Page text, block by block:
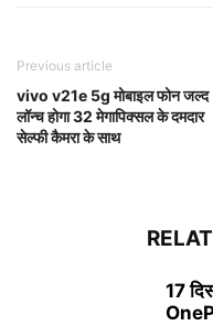
Previous article
vivo v21e 5g मोबाइल फोन जल्द
लॉन्च होगा 32 मेगापिक्सल के दमदार
सेल्फी कैमरा के साथ
17